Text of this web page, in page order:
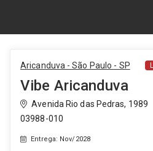
Aricanduva - São Paulo - SP
Vibe Aricanduva
Avenida Rio das Pedras, 1989
03988-010
Entrega: Nov/2028